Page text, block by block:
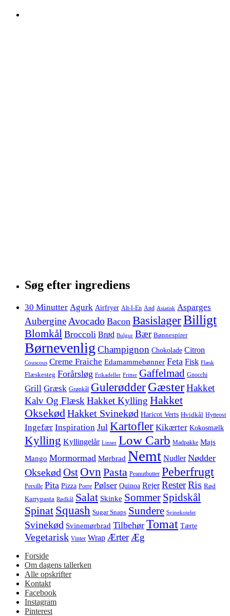
Søg efter ingrediens
30 Minutter Agurk Airfryer Alt-I-En And Asiatisk Asparges
Aubergine Avocado Bacon BasislagerBilligt
Blomkål Broccoli Brød Bulgur Bær Bønnespirer
Børnevenlig Champignon Chokolade Citron
Couscous Creme Fraiche Edamammebønner Feta Fisk Flæsk
Flæskesteg Forårsløg Frikadeller Fritter Gaffelmad Gnocchi
Grill Græsk Grønkål GulerødderGæsterHakket
Kalv Og Flæsk Hakket Kylling Hakket
Oksekød Hakket Svinekød Haricot Verts Hvidkål Hytteost
Ingefær Inspiration Jul Kartofler Kikærter Kokosmælk
Kylling Kyllingelår Linser Low Carb Madpakke Majs
Mango Mormormad Mørbrad Nemt Nudler Nødder
Oksekød Ost Ovn Pasta Peanutbutter Peberfrugt
Persille Pita Pizza Porre Pølser Quinoa Rejer ResterRis Rød
Karrypasta Rødkål Salat Skinke Sommer Spidskål
Spinat Squash Sugar Snaps Sundere Svinekotelet
Svinekød Svinemørbrad Tilbehør Tomat Tærte
Vegetarisk Vinter Wrap Ærter Æg
Forside
Om dagens tallerken
Alle opskrifter
Kontakt
Facebook
Instagram
Pinterest